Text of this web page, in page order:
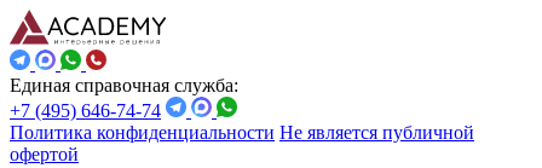
Единая справочная служба:
+7 (495) 646-74-74
Политика конфиденциальности Не является публичной
офертой